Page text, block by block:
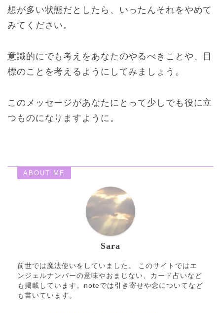
想が多い状態だとしたら、いったんそれをやめて
みてください。
意識的にでも考えをあなたのやるべきことや、目
標のことを考えるようにしてみましょう。
このメッセージがあなたにとって少しでも役に立
つものになりますように。
ABOUT ME
Sara
前世では魔法使いをしていました。 このサイトではエ
ンジェルナンバーの意味やおまじない、カード占いなど
も掲載しています。noteでは引き寄せや念についてなど
も書いています。